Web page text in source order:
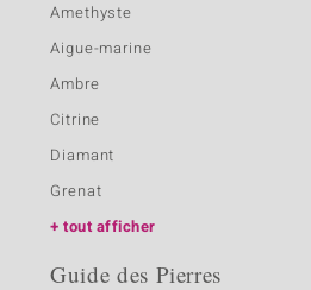
Amethyste
Aigue-marine
Ambre
Citrine
Diamant
Grenat
tout afficher
Guide des Pierres